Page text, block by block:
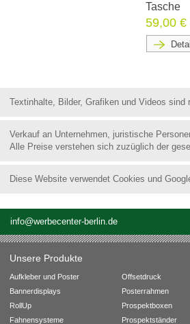
Tasche
59,00 €
Textinhalte, Bilder, Grafiken und Videos
Verkauf an Unternehmen, juristische
Alle Preise verstehen sich zuzüglich der
Diese Website verwendet Cookies und
info@werbecenter-berlin.de
Unsere Produkte
Aufkleber und Poster
Bannerdisplays
RollUp
Fahnensysteme
Offsetdruck
Posterrahmen
Prospektboxen
Prospektständer